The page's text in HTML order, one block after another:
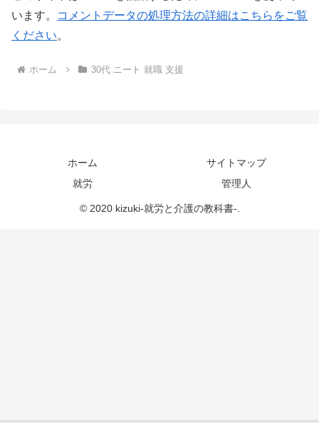
います。
コメントデータの処理方法の詳細はこちらをご覧
ください。
ホーム 30代 ニート 就職 支援
ホーム
サイトマップ
就労
管理人
© 2020 kizuki-就労と介護の教科書-.